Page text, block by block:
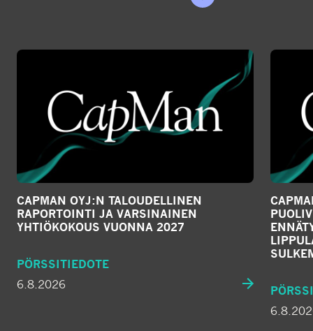
CAPMAN OYJ:N TALOUDELLINEN
RAPORTOINTI JA VARSINAINEN
YHTIÖKOKOUS VUONNA 2027
PÖRSSITIEDOTE
6.8.2026